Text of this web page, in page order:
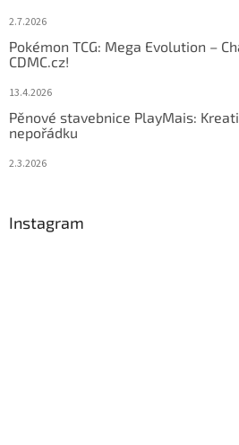
2.7.2026
Pokémon TCG: Mega Evolution –
CDMC.cz!
13.4.2026
Pěnové stavebnice PlayMais:
nepořádku
2.3.2026
Instagram